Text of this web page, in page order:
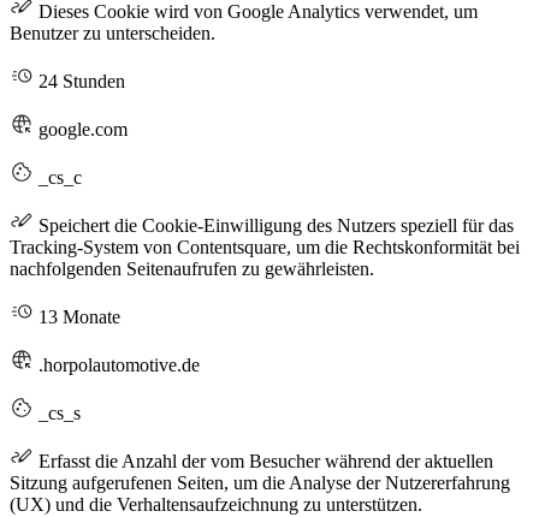
Dieses Cookie wird von Google Analytics verwendet, um
Benutzer zu unterscheiden.
24 Stunden
google.com
_cs_c
Speichert die Cookie-Einwilligung des Nutzers speziell für das
Tracking-System von Contentsquare, um die Rechtskonformität bei
nachfolgenden Seitenaufrufen zu gewährleisten.
13 Monate
.horpolautomotive.de
_cs_s
Erfasst die Anzahl der vom Besucher während der aktuellen
Sitzung aufgerufenen Seiten, um die Analyse der Nutzererfahrung
(UX) und die Verhaltensaufzeichnung zu unterstützen.